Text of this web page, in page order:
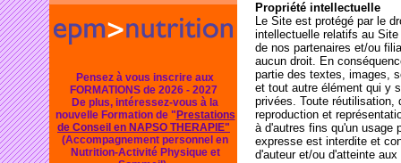
Pensez à vous inscrire aux
FORMATIONS de 2026 - 2027
De plus, intéressez-vous à la
nouvelle Formation de " Prestations
de Conseil en NAPSO THERAPIE"
(Accompagnement personnel en
Nutrition-Activité Physique et
Propriété intellectuelle
Le Site est protégé par le
intellectuelle relatifs au
de nos partenaires et/ou
aucun droit. En
partie des textes, images,
et tout autre élément qui y
privées. Toute
reproduction et
à d'autres fins qu'un usage
expresse est interdite et
d'auteur et/ou d'atteinte